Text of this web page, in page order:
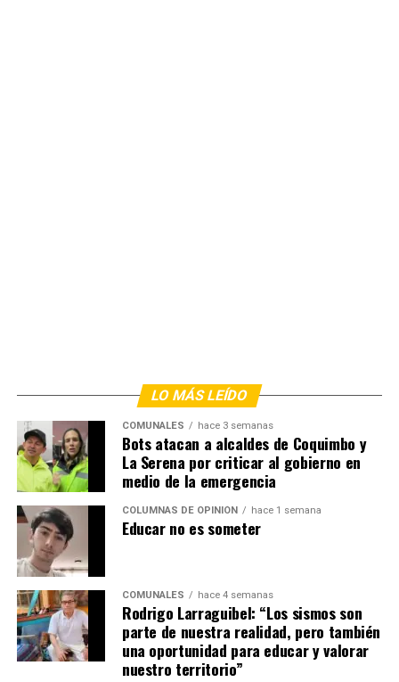
LO MÁS LEÍDO
COMUNALES hace 3 semanas
Bots atacan a alcaldes de Coquimbo y
La Serena por criticar al gobierno en
medio de la emergencia
COLUMNAS DE OPINIÓN hace 1 semana
Educar no es someter
COMUNALES hace 4 semanas
Rodrigo Larraguibel: “Los sismos son
parte de nuestra realidad, pero también
una oportunidad para educar y valorar
nuestro territorio”